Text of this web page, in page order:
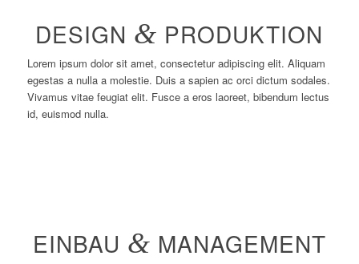
DESIGN & PRODUKTION
Lorem ipsum dolor sit amet, consectetur adipiscing elit. Aliquam
egestas a nulla a molestie. Duis a sapien ac orci dictum sodales.
Vivamus vitae feugiat elit. Fusce a eros laoreet, bibendum lectus
id, euismod nulla.
EINBAU & MANAGEMENT